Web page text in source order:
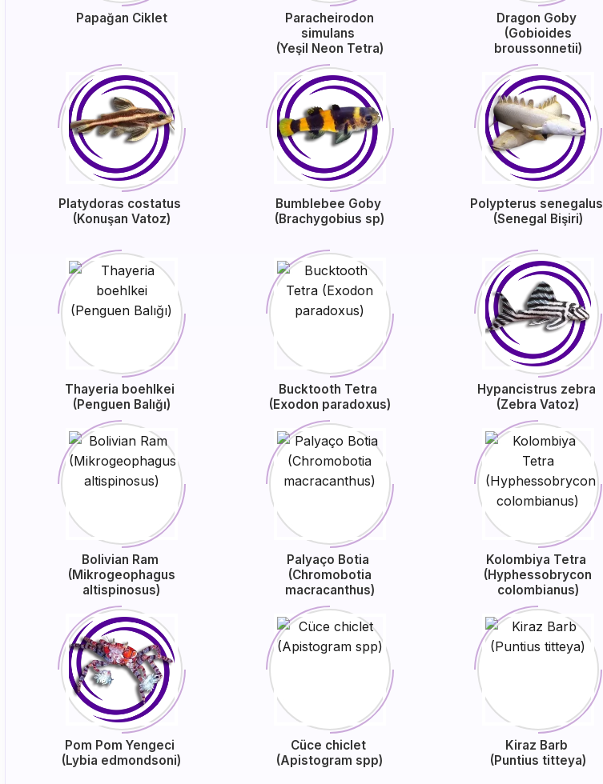
Papağan Ciklet
Paracheirodon
simulans
(Yeşil Neon Tetra)
Dragon Goby
(Gobioides
broussonnetii)
Platydoras costatus
(Konuşan Vatoz)
Bumblebee Goby
(Brachygobius sp)
Polypterus senegalus
(Senegal Bişiri)
Thayeria boehlkei
(Penguen Balığı)
Bucktooth Tetra
(Exodon paradoxus)
Hypancistrus zebra
(Zebra Vatoz)
Bolivian Ram
(Mikrogeophagus
altispinosus)
Palyaço Botia
(Chromobotia
macracanthus)
Kolombiya Tetra
(Hyphessobrycon
colombianus)
Pom Pom Yengeci
(Lybia edmondsoni)
Cüce chiclet
(Apistogram spp)
Kiraz Barb
(Puntius titteya)